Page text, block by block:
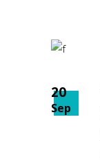
20
Sep